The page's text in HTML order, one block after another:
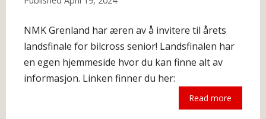
NMK Grenland har æren av å invitere til årets
landsfinale for bilcross senior! Landsfinalen har
en egen hjemmeside hvor du kan finne alt av
informasjon. Linken finner du her:
Read more